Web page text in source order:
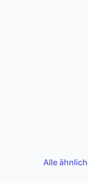
Alle